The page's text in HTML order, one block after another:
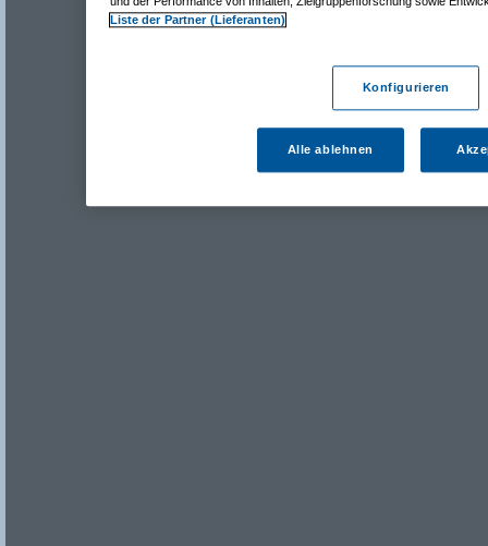
Liste der Partner (Lieferanten)
Konfigurieren
Alle ablehnen